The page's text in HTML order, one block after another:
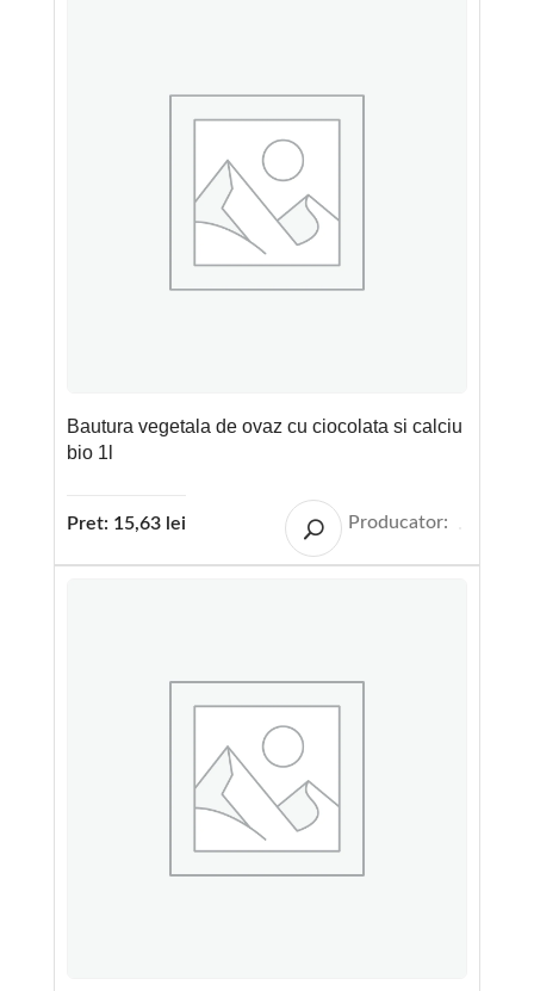
Bautura vegetala de ovaz cu ciocolata si calciu
bio 1l
Pret: 15,63 lei Producator: